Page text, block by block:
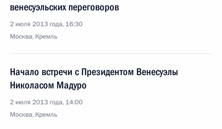
венесуэльских переговоров
2 июля 2013 года, 16:30
Москва, Кремль
Начало встречи с Президентом Венесуэлы
Николасом Мадуро
2 июля 2013 года, 14:00
Москва, Кремль